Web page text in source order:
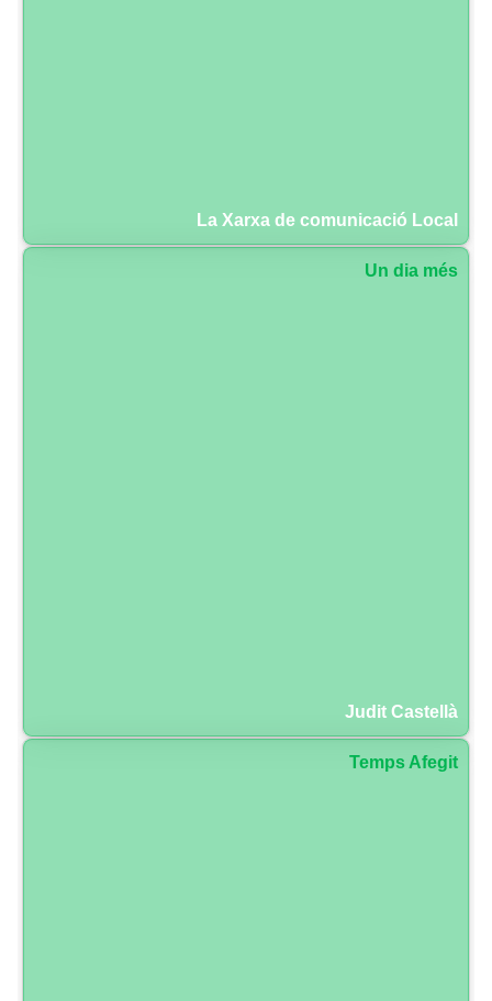
La Xarxa de comunicació Local
Un dia més
Judit Castellà
Temps Afegit